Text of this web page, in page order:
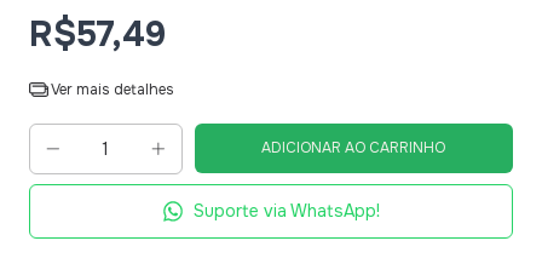
R$57,49
Ver mais detalhes
Suporte via WhatsApp!